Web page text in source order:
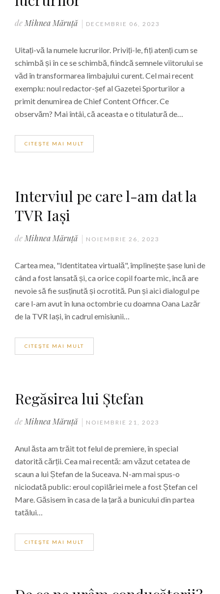
de Mihnea Măruță DECEMBRIE 06, 2023
Uitați-vă la numele lucrurilor. Priviți-le, fiți atenți cum se
schimbă și în ce se schimbă, fiindcă semnele viitorului se
văd în transformarea limbajului curent. Cel mai recent
exemplu: noul redactor-șef al Gazetei Sporturilor a
primit denumirea de Chief Content Officer. Ce
observăm? Mai întâi, că aceasta e o titulatură de…
CITEŞTE MAI MULT
Interviul pe care l-am dat la
TVR Iași
de Mihnea Măruță NOIEMBRIE 26, 2023
Cartea mea, "Identitatea virtuală", împlinește șase luni de
când a fost lansată și, ca orice copil foarte mic, încă are
nevoie să fie susținută și ocrotită. Pun și aici dialogul pe
care l-am avut în luna octombrie cu doamna Oana Lazăr
de la TVR Iași, în cadrul emisiunii…
CITEŞTE MAI MULT
Regăsirea lui Ștefan
de Mihnea Măruță NOIEMBRIE 21, 2023
Anul ăsta am trăit tot felul de premiere, în special
datorită cărții. Cea mai recentă: am văzut cetatea de
scaun a lui Ștefan de la Suceava. N-am mai spus-o
niciodată public: eroul copilăriei mele a fost Ștefan cel
Mare. Găsisem în casa de la țară a bunicului din partea
tatălui…
CITEŞTE MAI MULT